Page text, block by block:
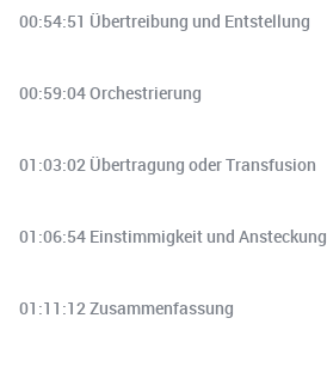
00:54:51 Übertreibung und Entstellung
00:59:04 Orchestrierung
01:03:02 Übertragung oder Transfusion
01:06:54 Einstimmigkeit und Ansteckung
01:11:12 Zusammenfassung